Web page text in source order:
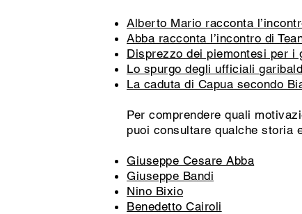
Alberto Mario racconta
Abba racconta l’incontro di
Disprezzo dei piemontesi per i
Lo spurgo degli ufficiali
La caduta di Capua secondo
Per comprendere quali
puoi consultare qualche storia
Giuseppe Cesare Abba
Giuseppe Bandi
Nino Bixio
Benedetto Cairoli